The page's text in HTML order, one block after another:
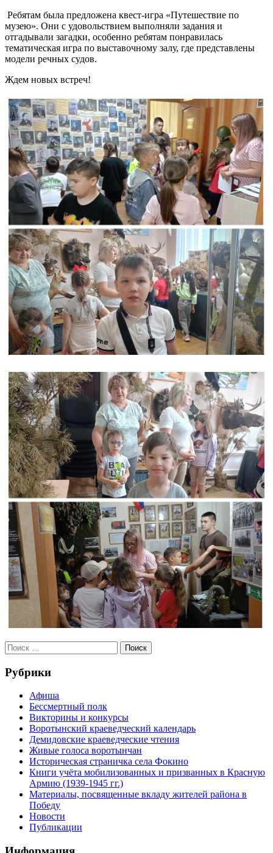
Ребятам была предложена квест-игра «Путешествие по
музею». Они с удовольствием выполняли задания и
отгадывали загадки, особенно ребятам понравилась
тематическая игра по выставочному залу, где представлены
модели речных судов.
Ждем новых встреч!
Рубрики
Афиша
Бессмертный полк
Викторины и конкурсы
Воротынский краеведческий календарь
Демидовские краеведческие чтения
Живые голоса воротынчан
Историческая страничка села Фокино
Книги учёта мобилизованных и призванных в Красную
Армию (1939-1945 гг.)
Материалы, посвященные вкладу жителей района в
Победу
Новости
Публикации